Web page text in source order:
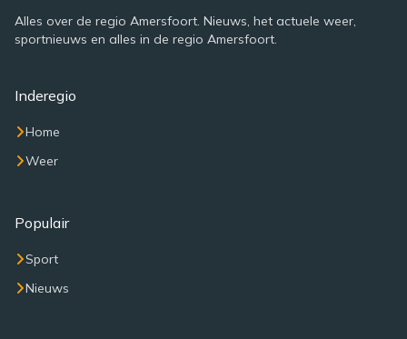
Alles over de regio Amersfoort. Nieuws, het actuele weer,
sportnieuws en alles in de regio Amersfoort.
Inderegio
Home
Weer
Populair
Sport
Nieuws